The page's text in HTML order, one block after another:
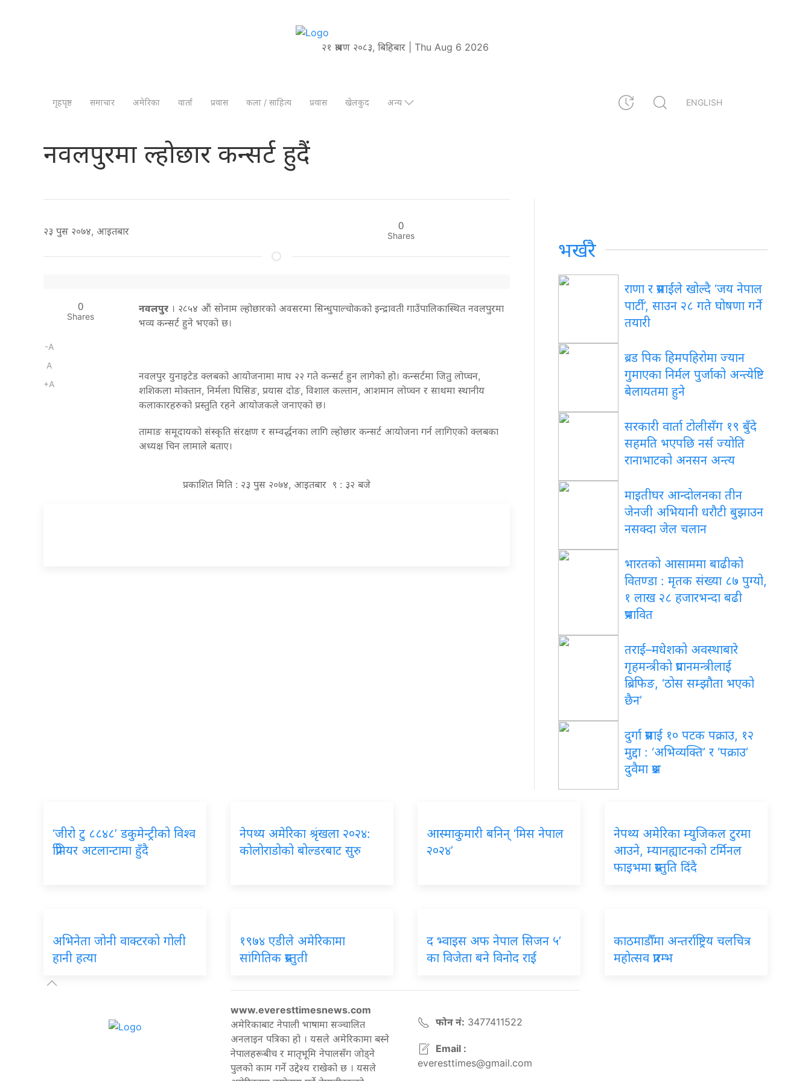
२१ श्रावण २०८३, बिहिबार | Thu Aug 6 2026
गृहपृष्ठ समाचार अमेरिका वार्ता प्रवास कला / साहित्य प्रवास खेलकुद अन्य ENGLISH
नवलपुरमा ल्होछार कन्सर्ट हुदैं
२३ पुस २०७४, आइतबार 0
Shares
0
Shares
-A
A
+A
नवलपुर। २८५४ औं सोनाम ल्होछारको अवसरमा सिन्धुपाल्चोकको इन्द्रावती गाउँपालिकास्थित नवलपुरमा
भव्य कन्सर्ट हुने भएको छ।
नवलपुर युनाइटेड क्लबको आयोजनामा माघ २२ गते कन्सर्ट हुन लागेको हो। कन्सर्टमा जितु लोप्चन,
शशिकला मोक्तान, निर्मला घिसिङ, प्रयास दोङ, विशाल कल्तान, आशमान लोप्चन र साथमा स्थानीय
कलाकारहरुको प्रस्तुति रहने आयोजकले जनाएको छ।
तामाङ समूदायको संस्कृति संरक्षण र सम्वर्द्धनका लागि ल्होछार कन्सर्ट आयोजना गर्न लागिएको क्लबका
अध्यक्ष चिन लामाले बताए।
प्रकाशित मिति : २३ पुस २०७४, आइतबार ९ : ३२ बजे
भर्खरै
राणा र प्रसाईंले खोल्दै ‘जय नेपाल
पार्टी’, साउन २८ गते घोषणा गर्ने
तयारी
ब्रड पिक हिमपहिरोमा ज्यान
गुमाएका निर्मल पुर्जाको अन्त्येष्टि
बेलायतमा हुने
सरकारी वार्ता टोलीसँग १९ बुँदे
सहमति भएपछि नर्स ज्योति
रानाभाटको अनसन अन्त्य
माइतीघर आन्दोलनका तीन
जेनजी अभियानी धरौटी बुझाउन
नसक्दा जेल चलान
भारतको आसाममा बाढीको
वितण्डा : मृतक संख्या ८७ पुग्यो,
१ लाख २८ हजारभन्दा बढी
प्रभावित
तराई–मधेशको अवस्थाबारे
गृहमन्त्रीको प्रधानमन्त्रीलाई
ब्रिफिङ, ‘ठोस सम्झौता भएको
छैन’
दुर्गा प्रसाईं १० पटक पक्राउ, १२
मुद्दा : ‘अभिव्यक्ति’ र ‘पक्राउ’
दुवैमा प्रश्न
‘जीरो टु ८८४८’ डकुमेन्ट्रीको विश्व
प्रिमियर अटलान्टामा हुँदै
नेपथ्य अमेरिका श्रृंखला २०२४:
कोलोराडोको बोल्डरबाट सुरु
आस्माकुमारी बनिन् ‘मिस नेपाल
२०२४’
नेपथ्य अमेरिका म्युजिकल टुरमा
आउने, म्यानह्याटनको टर्मिनल
फाइभमा प्रस्तुति दिंदै
अभिनेता जोनी वाक्टरको गोली
हानी हत्या
१९७४ एडीले अमेरिकामा
सांगितिक प्रस्तुती
द भ्वाइस अफ नेपाल सिजन ५’
का विजेता बने विनोद राई
काठमाडौँमा अन्तर्राष्ट्रिय चलचित्र
महोत्सव प्रारम्भ
www.everesttimesnews.com
अमेरिकाबाट नेपाली भाषामा सञ्चालित
अनलाइन पत्रिका हो । यसले अमेरिकामा बस्ने
नेपालहरूबीच र मातृभूमि नेपालसँग जोड्ने
पुलको काम गर्ने उद्देश्य राखेको छ । यसले
फोन नं: 3477411522
Email :
everesttimes@gmail.com